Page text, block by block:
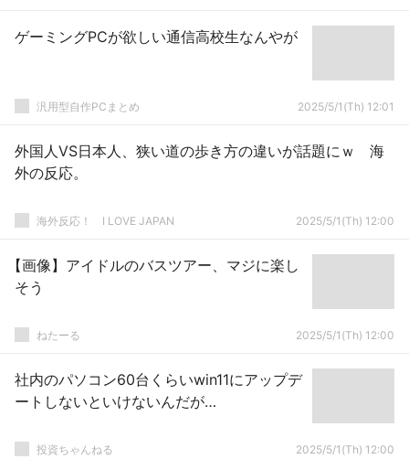
ゲーミングPCが欲しい通信高校生なんやが
汎用型自作PCまとめ 2025/5/1(Th) 12:01
外国人VS日本人、狭い道の歩き方の違いが話題にｗ 海
外の反応。
海外反応！ I LOVE JAPAN 2025/5/1(Th) 12:00
【画像】アイドルのバスツアー、マジに楽し
そう
ねたーる 2025/5/1(Th) 12:00
社内のパソコン60台くらいwin11にアップデ
ートしないといけないんだが…
投資ちゃんねる 2025/5/1(Th) 12:00